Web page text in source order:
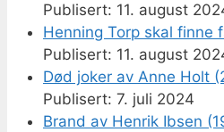
11. august
Henning Torp skal finne
11. august
Død joker av Anne Holt
7. juli 2024
Brand av Henrik Ibsen